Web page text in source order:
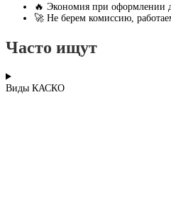
🔥 Экономия при оформлении
🚀 Не берем комиссию,
Часто ищут
Виды КАСКО